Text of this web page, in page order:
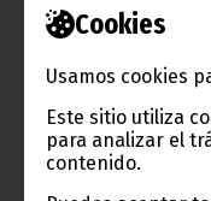
Cookies
Usamos cookies
Este sitio utiliza
para analizar el
contenido.
TVGE